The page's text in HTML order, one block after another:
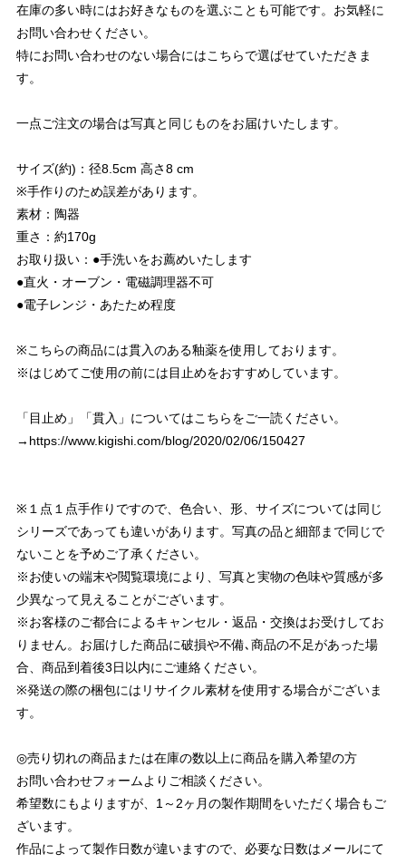
在庫の多い時にはお好きなものを選ぶことも可能です。お気軽に
お問い合わせください。
特にお問い合わせのない場合にはこちらで選ばせていただきま
す。
一点ご注文の場合は写真と同じものをお届けいたします。
サイズ(約)：径8.5cm 高さ8 cm
※手作りのため誤差があります。
素材：陶器
重さ：約170g
お取り扱い：●手洗いをお薦めいたします
●直火・オーブン・電磁調理器不可
●電子レンジ・あたため程度
※こちらの商品には貫入のある釉薬を使用しております。
※はじめてご使用の前には目止めをおすすめしています。
「目止め」「貫入」についてはこちらをご一読ください。
→ https://www.kigishi.com/blog/2020/02/06/150427
※１点１点手作りですので、色合い、形、サイズについては同じ
シリーズであっても違いがあります。写真の品と細部まで同じで
ないことを予めご了承ください。
※お使いの端末や閲覧環境により、写真と実物の色味や質感が多
少異なって見えることがございます。
※お客様のご都合によるキャンセル・返品・交換はお受けしてお
りません。お届けした商品に破損や不備､商品の不足があった場
合、商品到着後3日以内にご連絡ください。
※発送の際の梱包にはリサイクル素材を使用する場合がございま
す。
◎売り切れの商品または在庫の数以上に商品を購入希望の方
お問い合わせフォームよりご相談ください。
希望数にもよりますが、1～2ヶ月の製作期間をいただく場合もご
ざいます。
作品によって製作日数が違いますので、必要な日数はメールにて